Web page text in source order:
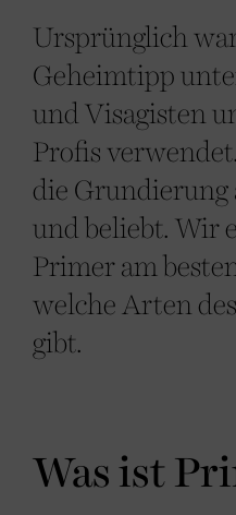
Ursprünglich
Geheimtipp
und Visagisten
Profis
die Grundierung
und beliebt. Wir
Primer am
welche Arten
gibt.
Was ist